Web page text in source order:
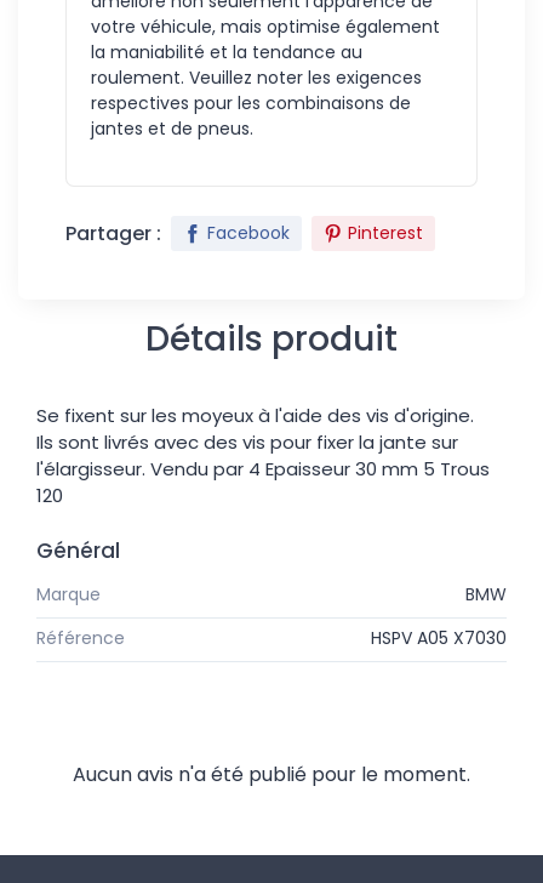
votre véhicule, mais optimise également
la maniabilité et la tendance au
roulement. Veuillez noter les exigences
respectives pour les combinaisons de
jantes et de pneus.
Partager : Facebook Pinterest
Détails produit
Se fixent sur les moyeux à l'aide des vis d'origine.
Ils sont livrés avec des vis pour fixer la jante sur
l'élargisseur. Vendu par 4 Epaisseur 30 mm 5 Trous
120
Général
Marque
BMW
Référence
HSPV A05 X7030
Aucun avis n'a été publié pour le moment.